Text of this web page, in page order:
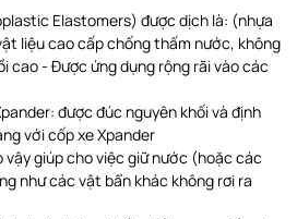
Elastomers) được dịch là: (nhựa
liệu cao cấp chống thấm nước, không
cao - Được ứng dụng rộng rãi vào các
được đúc nguyên khối và định
với cốp xe Xpander
vậy giúp cho việc giữ nước (hoặc các
như các vật bẩn khác không rơi ra